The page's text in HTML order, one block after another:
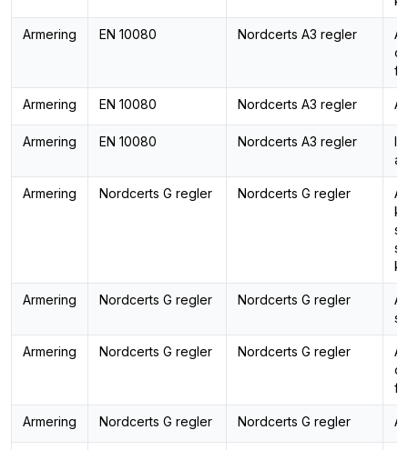
Armering EN 10080 Nordcerts A3 regler
Armering EN 10080 Nordcerts A3 regler
Armering EN 10080 Nordcerts A3 regler
Armering Nordcerts G regler Nordcerts G regler
Armering Nordcerts G regler Nordcerts G regler
Armering Nordcerts G regler Nordcerts G regler
Armering Nordcerts G regler Nordcerts G regler